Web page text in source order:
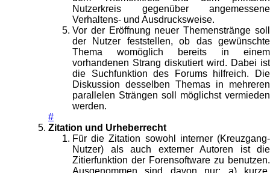
Nutzerkreis gegenüber angemessene
Verhaltens- und Ausdrucksweise.
Vor der Eröffnung neuer Themenstränge soll
der Nutzer feststellen, ob das gewünschte
Thema womöglich bereits in einem
vorhandenen Strang diskutiert wird. Dabei ist
die Suchfunktion des Forums hilfreich. Die
Diskussion desselben Themas in mehreren
parallelen Strängen soll möglichst vermieden
werden.
#
Zitation und Urheberrecht
Für die Zitation sowohl interner (Kreuzgang-
Nutzer) als auch externer Autoren ist die
Zitierfunktion der Forensoftware zu benutzen.